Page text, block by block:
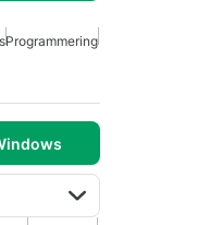
Programmering